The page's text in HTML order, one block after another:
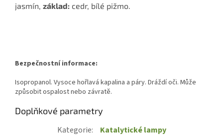
jasmín, základ: cedr, bílé pižmo.
Bezpečnostní informace:
Isopropanol. Vysoce hořlavá kapalina a páry. Dráždí oči. Může
způsobit ospalost nebo závratě.
Doplňkové parametry
Kategorie:
Katalytické lampy